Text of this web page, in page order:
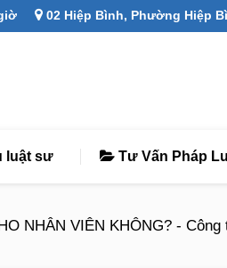
02 Hiệp Bình, Phường Hiệp
luật sư Tư Vấn Pháp
NHÂN VIÊN KHÔNG? - Công